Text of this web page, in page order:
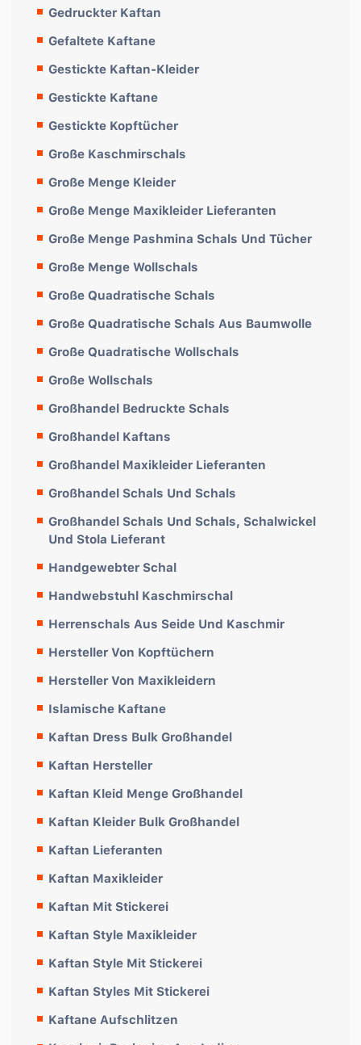
Gedruckter Kaftan
Gefaltete Kaftane
Gestickte Kaftan-Kleider
Gestickte Kaftane
Gestickte Kopftücher
Große Kaschmirschals
Große Menge Kleider
Große Menge Maxikleider Lieferanten
Große Menge Pashmina Schals Und Tücher
Große Menge Wollschals
Große Quadratische Schals
Große Quadratische Schals Aus Baumwolle
Große Quadratische Wollschals
Große Wollschals
Großhandel Bedruckte Schals
Großhandel Kaftans
Großhandel Maxikleider Lieferanten
Großhandel Schals Und Schals
Großhandel Schals Und Schals, Schalwickel
Und Stola Lieferant
Handgewebter Schal
Handwebstuhl Kaschmirschal
Herrenschals Aus Seide Und Kaschmir
Hersteller Von Kopftüchern
Hersteller Von Maxikleidern
Islamische Kaftane
Kaftan Dress Bulk Großhandel
Kaftan Hersteller
Kaftan Kleid Menge Großhandel
Kaftan Kleider Bulk Großhandel
Kaftan Lieferanten
Kaftan Maxikleider
Kaftan Mit Stickerei
Kaftan Style Maxikleider
Kaftan Style Mit Stickerei
Kaftan Styles Mit Stickerei
Kaftane Aufschlitzen